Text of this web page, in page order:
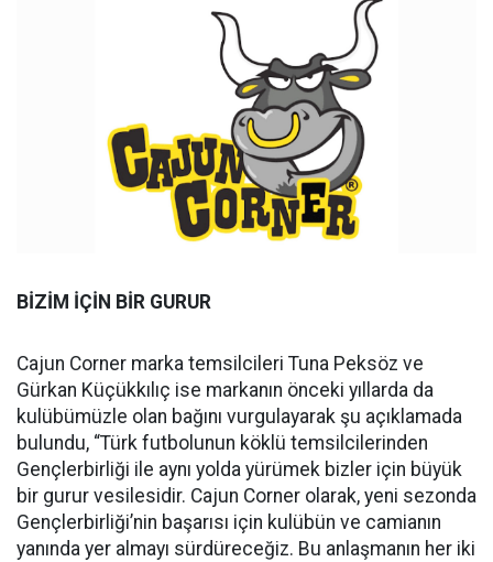
BİZİM İÇİN BİR GURUR
Cajun Corner marka temsilcileri Tuna Peksöz ve
Gürkan Küçükkılıç ise markanın önceki yıllarda da
kulübümüzle olan bağını vurgulayarak şu açıklamada
bulundu, “Türk futbolunun köklü temsilcilerinden
Gençlerbirliği ile aynı yolda yürümek bizler için büyük
bir gurur vesilesidir. Cajun Corner olarak, yeni sezonda
Gençlerbirliği’nin başarısı için kulübün ve camianın
yanında yer almayı sürdüreceğiz. Bu anlaşmanın her iki